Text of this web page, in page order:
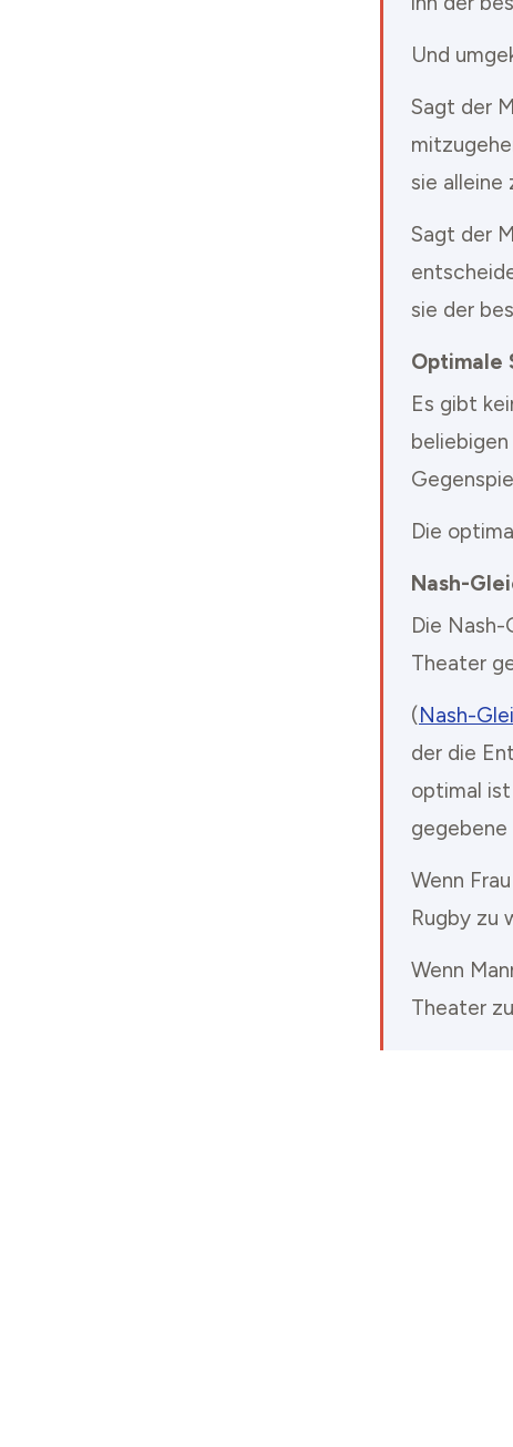
Und
Sagt der
sie alleine
Sagt der
sie der
Optimale
Es gibt
Die
Nash-
Die
Theater
(Nash-
der die
optimal
gegebene
Wenn
Rugby zu
Wenn
Theater